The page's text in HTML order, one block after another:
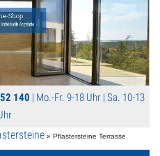
140 | Mo.-Fr. 9-18 Uhr | Sa. 10-13
» Pflastersteine Terrasse